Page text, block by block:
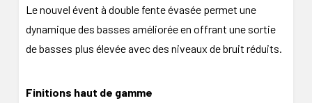
Le nouvel évent à double fente évasée permet une
dynamique des basses améliorée en offrant une sortie
de basses plus élevée avec des niveaux de bruit réduits.
Finitions haut de gamme